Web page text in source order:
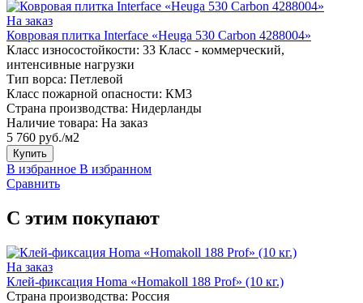
На заказ
Ковровая плитка Interface «Heuga 530 Carbon 4288004»
Класс износостойкости: 33 Класс - коммерческий,
интенсивные нагрузки
Тип ворса: Петлевой
Класс пожарной опасности: КМ3
Страна производства: Нидерланды
Наличие товара: На заказ
5 760 руб./м2
Купить
В избранное В избранном
Сравнить
С этим покупают
На заказ
Клей-фиксация Homa «Homakoll 188 Prof» (10 кг.)
Страна производства: Россия